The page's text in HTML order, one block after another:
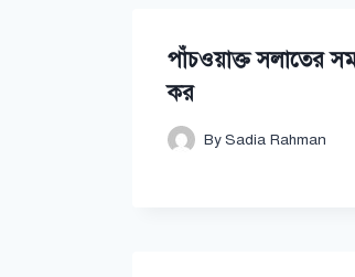
পাঁচওয়াক্ত সলাতের
কর
BySadia Rahman